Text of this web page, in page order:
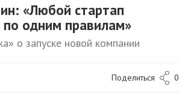
«Любой стартап
по одним правилам»
о запуске новой компании
Поделиться 0